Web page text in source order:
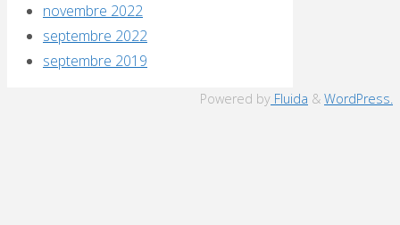
novembre 2022
septembre 2022
septembre 2019
Powered by Fluida & WordPress.